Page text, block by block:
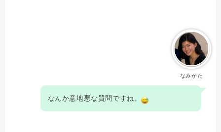
なみかた
なんか意地悪な質問ですね。